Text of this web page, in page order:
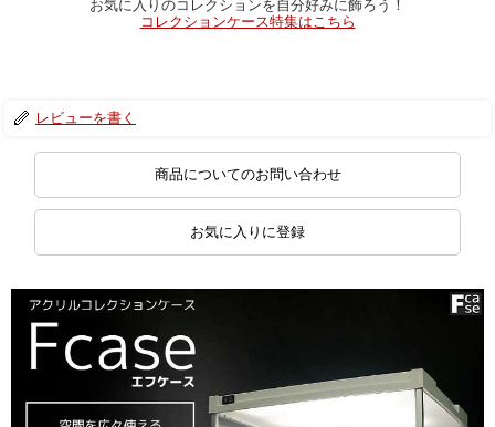
お気に入りのコレクションを自分好みに飾ろう！
コレクションケース特集はこちら
レビューを書く
商品についてのお問い合わせ
お気に入りに登録